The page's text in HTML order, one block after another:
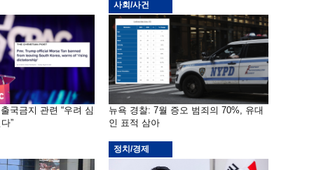
국금지 관련 “우려 심
”
사회/사건
뉴욕 경찰: 7월 증오 범죄의 70%, 유대
인 표적 삼아
정치/경제